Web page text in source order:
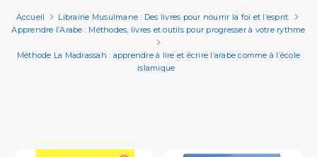
Accueil
Librairie Musulmane : Des livres pour nourrir la foi et l’esprit.
Apprendre l’Arabe : Méthodes, livres et outils pour progresser à votre rythme
Méthode La Madrassah : apprendre à lire et écrire l’arabe comme à l’école
islamique